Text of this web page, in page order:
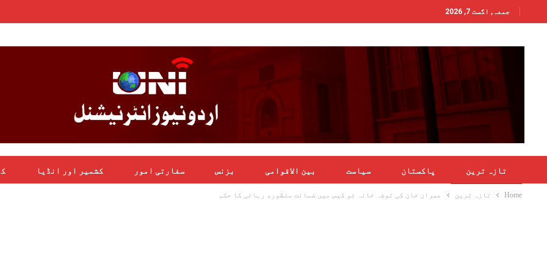
جمعہ, اگست 7, 2026
تازہ ترین پاکستان سیاست بین الاقوامی بزنس سفارتی امور کشمیر اور انڈیا
Home تازہ ترین عمران خان کی توشہ خانہ ٹو کیس میں ضمانت منظور، رہائی کا حکم